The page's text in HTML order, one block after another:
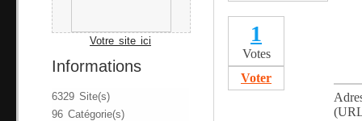
Votre site ici
Informations
6329 Site(s)
96 Catégorie(s)
1
Votes
Voter